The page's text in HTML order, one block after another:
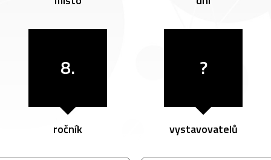
8.
ročník
?
vystavovatelů